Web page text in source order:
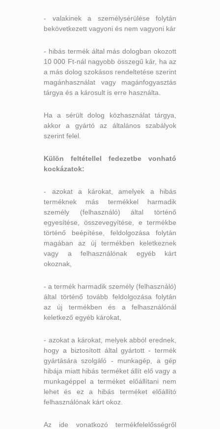
- valakinek a személysérülése folytán
bekövetkezett vagyoni és nem vagyoni kár
- hibás termék által más dologban okozott
10 000 Ft-nál nagyobb összegű kár, ha az
a más dolog szokásos rendeltetése szerint
magánhasználat vagy magánfogyasztás
tárgya és a károsult is erre használta.
Ha a sérült dolog közhasználat tárgya,
akkor a gyártó az általános szabályok
szerint felel.
Külön feltétellel fedezetbe vonható
kockázatok:
- azokat a károkat, amelyek a hibás
terméknek más termékkel harmadik
személy (felhasználó) által történő
egyesítése, összevegyítése, e termékbe
történő beépítése, feldolgozása folytán
magában az új termékben keletkeznek
vagy a felhasználónak egyéb kárt
okoznak,
- a termék harmadik személy (felhasználó)
által történő tovább feldolgozása folytán
az új termékben és a felhasználónál
keletkező egyéb károkat,
- azokat a károkat, melyek abból erednek,
hogy a biztosított által gyártott - termék
gyártására szolgáló - munkagép, a gép
hibája miatt hibás terméket állít elő vagy a
munkagéppel a terméket előállítani nem
lehet és ez a hibás terméket előállító
felhasználónak kárt okoz.
Az ide vonatkozó termékfelelősségről